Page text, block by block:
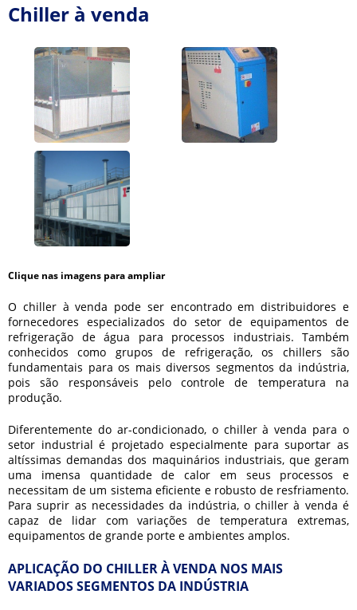
Chiller à venda
Clique nas imagens para ampliar
O chiller à venda pode ser encontrado em distribuidores e
fornecedores especializados do setor de equipamentos de
refrigeração de água para processos industriais. Também
conhecidos como grupos de refrigeração, os chillers são
fundamentais para os mais diversos segmentos da indústria,
pois são responsáveis pelo controle de temperatura na
produção.
Diferentemente do ar-condicionado, o chiller à venda para o
setor industrial é projetado especialmente para suportar as
altíssimas demandas dos maquinários industriais, que geram
uma imensa quantidade de calor em seus processos e
necessitam de um sistema eficiente e robusto de resfriamento.
Para suprir as necessidades da indústria, ochiller à venda é
capaz de lidar com variações de temperatura extremas,
equipamentos de grande porte e ambientes amplos.
APLICAÇÃO DO CHILLER À VENDA NOS MAIS
VARIADOS SEGMENTOS DA INDÚSTRIA